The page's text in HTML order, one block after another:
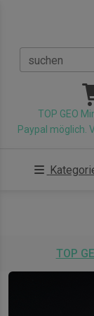
suchen
TOP GEO
Paypal möglich.
TOP